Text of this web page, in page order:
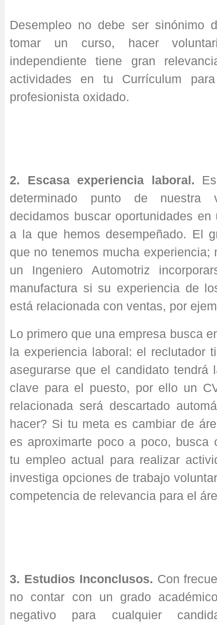
Desempleo no debe ser sinónimo
tomar un curso, hacer
independiente tiene gran
actividades en tu Currículum
profesionista oxidado.
2. Escasa experiencia laboral.
determinado punto de nuestra
decidamos buscar oportunidades en
a la que hemos desempeñado. El
que no tenemos mucha experiencia;
un Ingeniero Automotriz
manufactura si su experiencia de
está relacionada con ventas, por
Lo primero que una empresa busca
la experiencia laboral: el reclutador
asegurarse que el candidato tendrá
clave para el puesto, por ello un
relacionada será descartado
hacer? Si tu meta es cambiar de
es aproximarte poco a poco, busca
tu empleo actual para realizar
investiga opciones de trabajo
competencia de relevancia para el
3. Estudios Inconclusos. Con
no contar con un grado
negativo para cualquier